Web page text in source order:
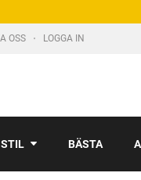
OSS LOGGA IN
STIL BÄSTA